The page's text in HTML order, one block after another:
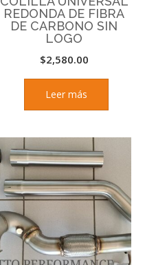
REDONDA DE FIBRA
DE CARBONO SIN
LOGO
$2,580.00
Leer más